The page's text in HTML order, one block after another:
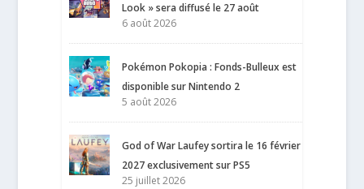
Look » sera diffusé le 27 août
6 août 2026
Pokémon Pokopia : Fonds-Bulleux est
disponible sur Nintendo 2
5 août 2026
God of War Laufey sortira le 16 février
2027 exclusivement sur PS5
25 juillet 2026